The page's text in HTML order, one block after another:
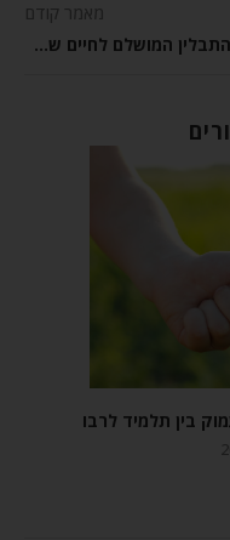
מאמר קודם
מלח: התבלין המושלם לחיים של סיפוק ואושר!
בין תלמיד לרבו